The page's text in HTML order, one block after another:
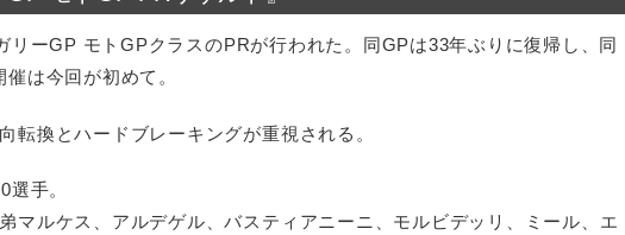
ーGP モトGPクラスのPRが行われた。同GPは33年ぶりに復帰し、同
は今回が初めて。
転換とハードブレーキングが重視される。
手。
マルケス、アルデゲル、バスティアニーニ、モルビデッリ、ミール、エ